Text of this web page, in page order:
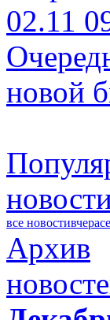
02.11
новой
все новостивчера
Архив